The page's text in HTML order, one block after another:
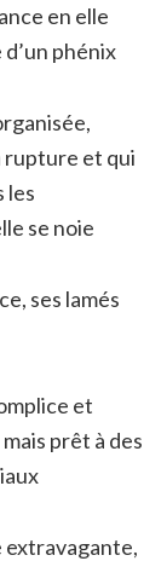
en elle
phénix
rupture et qui
les
se noie
ses lamés
et
prêt à des
extravagante,